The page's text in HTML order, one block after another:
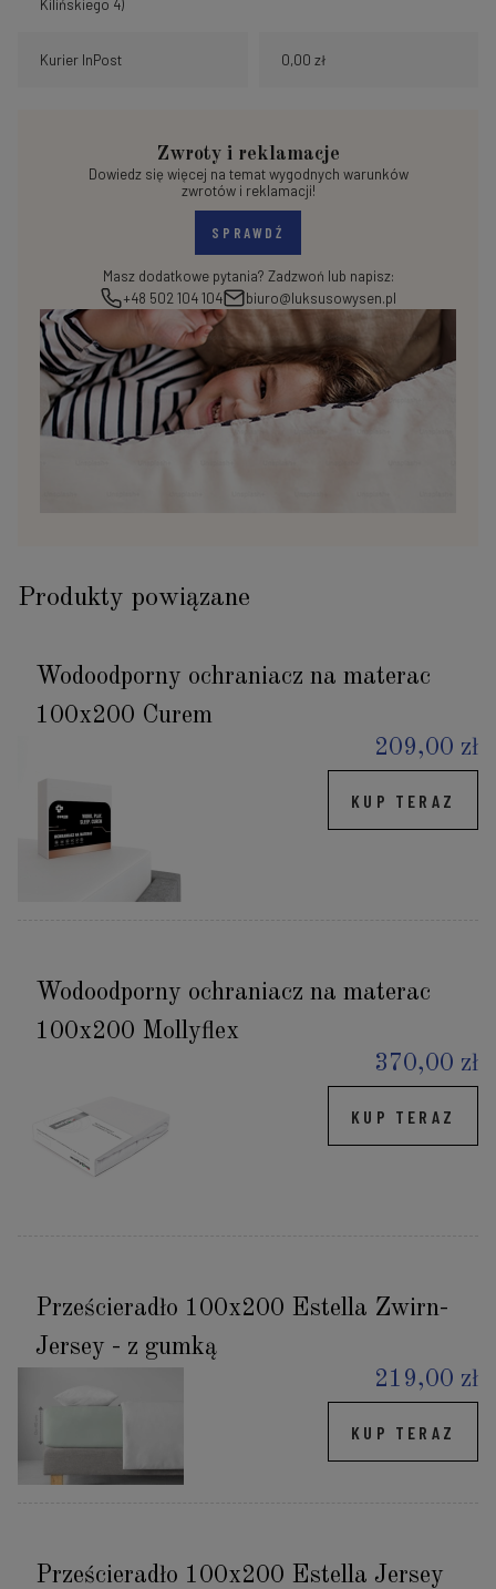
Kilińskiego 4)
Kurier InPost 0,00 zł
Zwroty i reklamacje
Dowiedz się więcej na temat wygodnych warunków
zwrotów i reklamacji!
SPRAWDŹ
Masz dodatkowe pytania? Zadzwoń lub napisz:
+48 502 104 104
biuro@luksusowysen.pl
Produkty powiązane
Wodoodporny ochraniacz na materac
100x200 Curem
209,00 zł
KUP TERAZ
Wodoodporny ochraniacz na materac
100x200 Mollyflex
370,00 zł
KUP TERAZ
Prześcieradło 100x200 Estella Zwirn-
Jersey - z gumką
219,00 zł
KUP TERAZ
Prześcieradło 100x200 Estella Jersey